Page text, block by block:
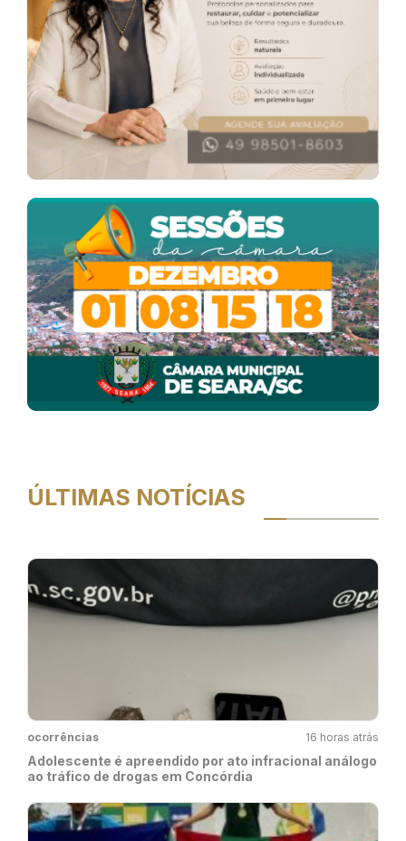
ÚLTIMAS NOTÍCIAS
ocorrências 16 horas atrás
Adolescente é apreendido por ato infracional análogo
ao tráfico de drogas em Concórdia